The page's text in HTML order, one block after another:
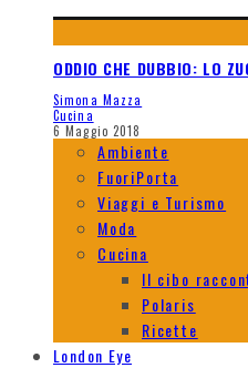
ODDIO CHE DUBBIO: LO
Simona Mazza
Cucina
6 Maggio 2018
Ambiente
FuoriPorta
Viaggi e Turismo
Moda
Cucina
Il cibo
Polaris
Ricette
London Eye